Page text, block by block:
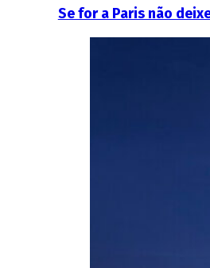
Se for a Paris não